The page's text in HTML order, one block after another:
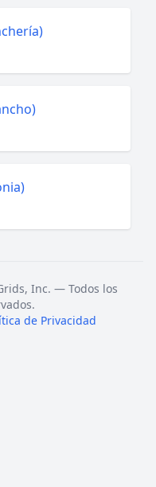
Inc. — Todos los
de Privacidad